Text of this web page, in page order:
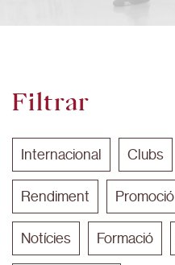
Filtrar
Internacional Clubs
Rendiment Promoció
Notícies Formació